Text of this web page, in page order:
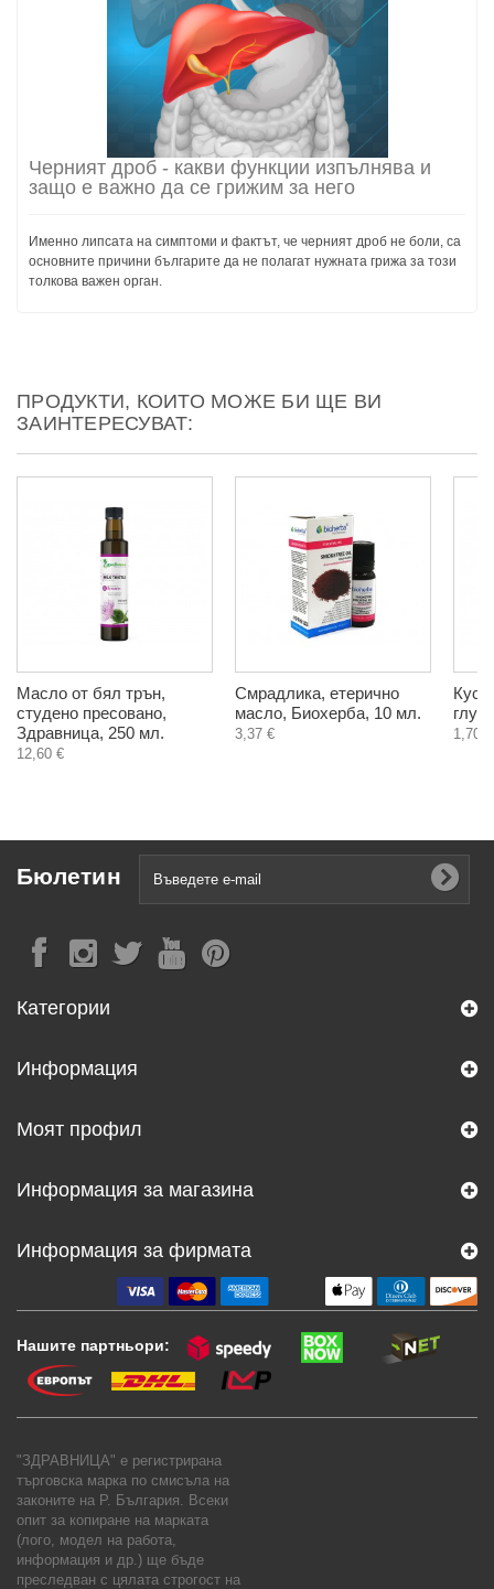
Черният дроб - какви функции изпълнява и
защо е важно да се грижим за него
Именно липсата на симптоми и фактът, че черният дроб не боли, са
основните причини българите да не полагат нужната грижа за този
толкова важен орган.
ПРОДУКТИ, КОИТО МОЖЕ БИ ЩЕ ВИ
ЗАИНТЕРЕСУВАТ:
Масло от бял трън,
студено пресовано,
Здравница, 250 мл.
12,60 €
Смрадлика, етерично
масло, Биохерба, 10 мл.
3,37 € 1,70 €
Бюлетин
Категории
Информация
Моят профил
Информация за магазина
Информация за фирмата
Нашите партньори:
"ЗДРАВНИЦА" е регистрирана
търговска марка по смисъла на
законите на Р. България. Всеки
опит за копиране на марката
(лого, модел на работа,
информация и др.) ще бъде
преследван с цялата строгост на